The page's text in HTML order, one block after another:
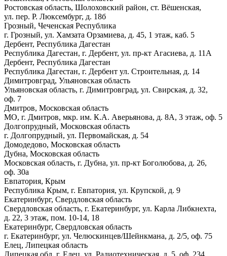
Ростовская область, Шолоховский район, ст. Вёшенская,
ул. пер. Р. Люксембург, д. 18б
Грозный, Чеченская Республика
г. Грозный, ул. Хамзата Орзамиева, д. 45, 1 этаж, каб. 5
Дербент, Республика Дагестан
Республика Дагестан, г. Дербент, ул. пр-кт Агасиева, д. 11А
Дербент, Республика Дагестан
Республика Дагестан, г. Дербент ул. Строительная, д. 14
Димитровград, Ульяновская область
Ульяновская область, г. Димитровград, ул. Свирская, д. 32,
оф. 7
Дмитров, Московская область
МО, г. Дмитров, мкр. им. К.А. Аверьянова, д. 8А, 3 этаж, оф. 5
Долгопрудный, Московская область
г. Долгопрудный, ул. Первомайская, д. 54
Домодедово, Московская область
Дубна, Московская область
Московская область, г. Дубна, ул. пр-кт Боголюбова, д. 26,
оф. 30а
Евпатория, Крым
Республика Крым, г. Евпатория, ул. Крупской, д. 9
Екатеринбург, Свердловская область
Свердловская область, г. Екатеринбург, ул. Карла Либкнехта,
д. 22, 3 этаж, пом. 10-14, 18
Екатеринбург, Свердловская область
г. Екатеринбург, ул. Челюскинцев/Шейнкмана, д. 2/5, оф. 75
Елец, Липецкая область